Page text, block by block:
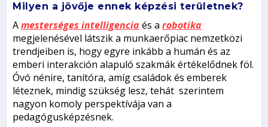
Milyen a jövője ennek képzési területnek?
Amesterséges intelligenciaés arobotika
megjelenésével látszik a munkaerőpiac nemzetközi
trendjeiben is, hogy egyre inkább a humán és az
emberi interakción alapuló szakmák értékelődnek föl.
Óvó nénire, tanítóra, amíg családok és emberek
léteznek, mindig szükség lesz, tehát szerintem
nagyon komoly perspektívája van a
pedagógusképzésnek.